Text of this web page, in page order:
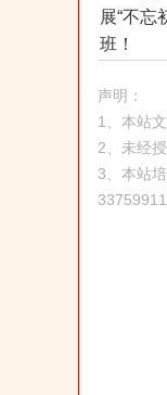
展“不忘
班！
声明：
1、本站
2、未经
3、本站